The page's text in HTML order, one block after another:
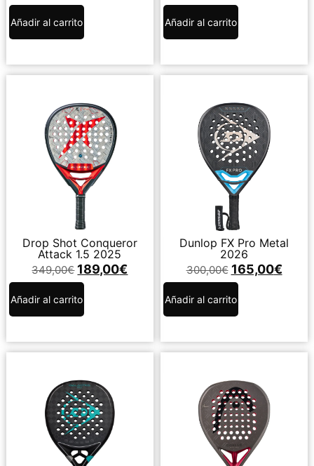
Añadir al carrito Añadir al carrito
Drop Shot Conqueror
Attack 1.5 2025
349,00€ 189,00€
Añadir al carrito
Dunlop FX Pro Metal
2026
300,00€ 165,00€
Añadir al carrito